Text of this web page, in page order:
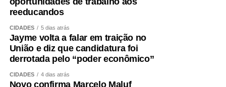
reeducandos
CIDADES 5 dias atrás
Jayme volta a falar em traição no
União e diz que candidatura foi
derrotada pelo “poder econômico”
CIDADES 4 dias atrás
Novo confirma Marcelo Maluf